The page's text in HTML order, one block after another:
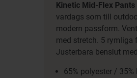
Kinetic Mid-Flex Pants
vardags som till
modern passform.
med stretch. 5 rymliga
Justerbara benslut
65% polyester / 35%